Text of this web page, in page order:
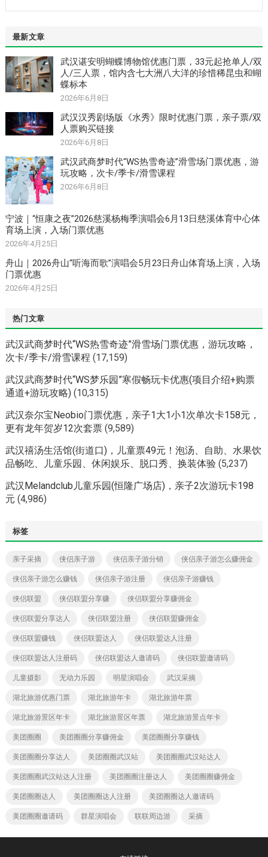
最新文章
武汉谌安明蝴蝶博物馆优惠门票，33元起抢单人/双
人/三人票，馆内含七大洲八大洋的珍惜稀昆虫和蝴
蝶标本
2026年6月8日
武汉汉秀剧场版《水秀》限时优惠门票，亲子票/双
人票购买链接
2026年6月8日
武汉武商梦时代“WS热雪奇迹”滑雪场门票优惠，游
玩攻略，次卡/季卡/滑雪课程
2026年6月8日
宁波｜“恒康之夜”2026慈溪杨梅季演唱会6月13日慈溪体育中心体
育场上演，入场门票优惠
2026年4月25日
舟山｜2026舟山“听海而歌”演唱会5月23日舟山体育场上演，入场
门票优惠
2026年4月25日
热门文章
武汉武商梦时代“WS热雪奇迹”滑雪场门票优惠，游玩攻略，
次卡/季卡/滑雪课程 (17,159)
武汉武商梦时代“WS梦乐园”寒假畅玩卡优惠(项目介绍+购票
通道+游玩攻略) (10,315)
武汉奈尔宝Neobio门票优惠，亲子1大1小1次单次卡158元，
更有龙年贺岁12次套票 (9,589)
武汉禧汤生活馆(街道口)，儿童票49元！泡汤、自助、水果饮
品畅吃、儿童乐园、休闲娱乐、脱口秀、换装体验 (5,237)
武汉Melandclub儿童乐园(恒隆广场店)，亲子2次游玩卡198
元 (4,986)
标签
亲子采摘 侠侣亲子游 侠侣亲子游分销 侠侣亲子游怎么赚佣金
侠侣亲子游怎么赚钱 侠侣亲子游注册 侠侣亲子游赚钱
侠侣联盟 侠侣联盟分享赚 侠侣联盟分享赚佣金
侠侣联盟分享达人 侠侣联盟注册 侠侣联盟赚佣金
侠侣联盟赚钱 侠侣联盟达人 侠侣联盟达人注册
侠侣联盟达人注册码 侠侣联盟达人邀请码 侠侣联盟邀请码
儿童摄影 无动力乐园 明星演唱会 武汉采摘
湖北旅游优惠门票 湖北旅游年卡 湖北旅游年票
湖北旅游景区年卡 湖北旅游景区年票 湖北旅游景点年卡
美团圈圈 美团圈圈分享赚佣金 美团圈圈分享赚钱
美团圈圈分享达人 美团圈圈武汉站 美团圈圈武汉站达人
美团圈圈武汉站达人注册 美团圈圈注册达人 美团圈圈赚佣金
美团圈圈达人 美团圈圈达人注册 美团圈圈达人邀请码
美团圈圈邀请码 群星演唱会 联联周边游 采摘